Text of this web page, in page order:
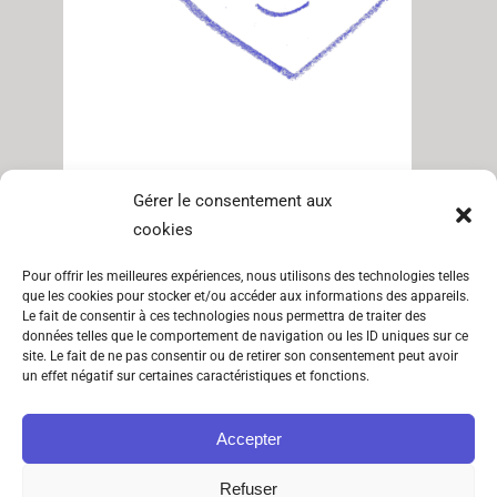
Gérer le consentement aux
cookies
Pour offrir les meilleures expériences, nous utilisons des technologies telles
que les cookies pour stocker et/ou accéder aux informations des appareils.
Le fait de consentir à ces technologies nous permettra de traiter des
données telles que le comportement de navigation ou les ID uniques sur ce
site. Le fait de ne pas consentir ou de retirer son consentement peut avoir
un effet négatif sur certaines caractéristiques et fonctions.
Accepter
Refuser
Lookbook
À propos
Contact
INFORMATIONS
CGV
Mentions
légales
Politique de
cookies (UE)
confidentialité
Livraison offerte dès
60€ d’achat
En france métropolitaine et
Belgique